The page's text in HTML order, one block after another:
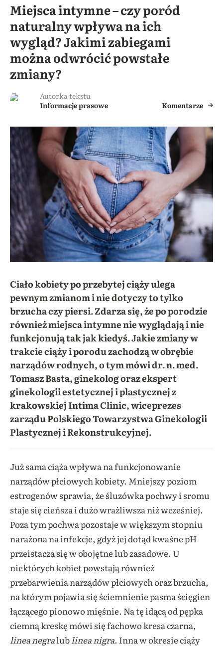
Miejsca intymne – czy poród
naturalny wpływa na ich
wygląd? Jakimi zabiegami
można odwrócić powstałe
zmiany?
Autorka tekstu
Informacje prasowe
Komentarze
Ciało kobiety po przebytej ciąży ulega
pewnym zmianom i nie dotyczy to tylko
brzucha czy piersi. Zdarza się, że po porodzie
również miejsca intymne nie wyglądają i nie
funkcjonują tak jak kiedyś. Jakie zmiany w
trakcie ciąży i porodu zachodzą w obrębie
narządów rodnych, o tym mówi dr. n. med.
Tomasz Basta, ginekolog oraz ekspert
ginekologii estetycznej i plastycznej z
krakowskiej Intima Clinic, wiceprezes
zarządu Polskiego Towarzystwa Ginekologii
Plastycznej i Rekonstrukcyjnej.
Już sama ciąża wpływa na funkcjonowanie
narządów płciowych kobiety. Mniejszy poziom
estrogenów sprawia, że śluzówka pochwy i sromu
staje się cieńsza i dużo wrażliwsza niż wcześniej.
Poza tym pochwa pozostaje w większym stopniu
narażona na infekcje, gdyż jej dotąd kwaśne pH
przeistacza się w obojętne lub zasadowe. U
niektórych kobiet powstają również
przebarwienia narządów płciowych oraz brzucha,
na którym pojawia się ściemnienie pasma ścięgien
łączącego pionowo mięśnie. Na tę idącą od pępka
ciemną kreskę mówi się fachowo kresa czarna,
linea negralub linea nigra. Inna w okresie ciąży